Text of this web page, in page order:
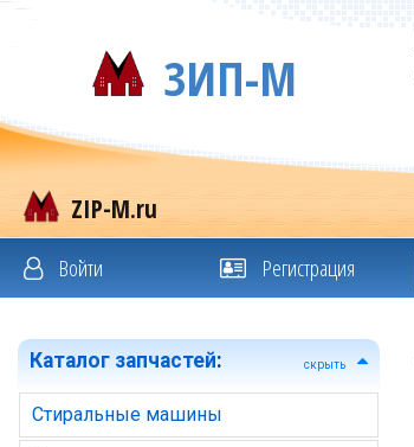
ЗИП-М
ZIP-M.ru
Войти Регистрация
Каталог запчастей: скрыть
Стиральные машины